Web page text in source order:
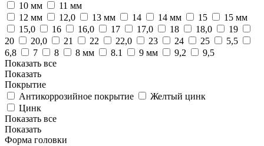
10 мм
11 мм
12 мм
12,0 13 мм 14 14 мм 15
15 мм
15,0
16 16,0 17 17,0 18 18,0
19
20
20,0 21 22 22,0 23 24 25
5,5
6,8
7 8 8 мм 8.1 9 мм 9,2
9,5
Показать все
Показать
Покрытие
Антикоррозийное покрытие
Желтый цинк
Цинк
Показать все
Показать
Форма головки